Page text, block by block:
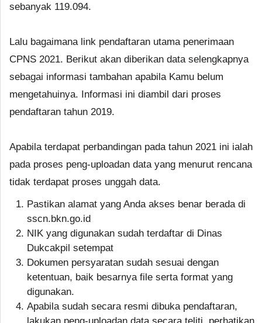
sebanyak 119.094.
Lalu bagaimana link pendaftaran utama penerimaan
CPNS 2021. Berikut akan diberikan data selengkapnya
sebagai informasi tambahan apabila Kamu belum
mengetahuinya. Informasi ini diambil dari proses
pendaftaran tahun 2019.
Apabila terdapat perbandingan pada tahun 2021 ini ialah
pada proses peng-uploadan data yang menurut rencana
tidak terdapat proses unggah data.
Pastikan alamat yang Anda akses benar berada di
sscn.bkn.go.id
NIK yang digunakan sudah terdaftar di Dinas
Dukcakpil setempat
Dokumen persyaratan sudah sesuai dengan
ketentuan, baik besarnya file serta format yang
digunakan.
Apabila sudah secara resmi dibuka pendaftaran,
lakukan peng-uploadan data secara teliti, perhatikan